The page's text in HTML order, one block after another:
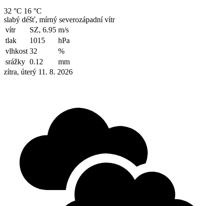
32 °C 16 °C
slabý déšť, mírný severozápadní vítr
vítr
SZ, 6.95 m/s
tlak
1015
hPa
vlhkost 32
%
srážky 0.12
mm
zítra, úterý 11. 8. 2026